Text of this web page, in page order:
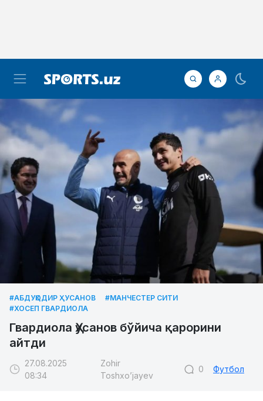
#АБДУҚОДИР ҲУСАНОВ
#МАНЧЕСТЕР СИТИ
#ХОСЕП ГВАРДИОЛА
Гвардиола Ҳусанов бўйича қарорини
айтди
27.08.2025
08:34
Zohir
Toshxo’jayev
0 Футбол